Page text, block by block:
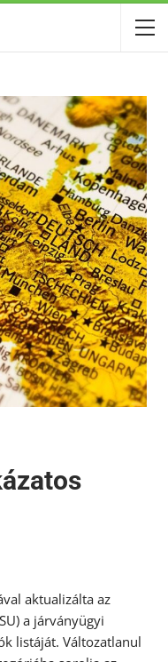
aktualizálta az
a járványügyi
listáját. Változatlanul